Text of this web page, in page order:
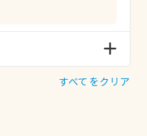
すべてをクリア